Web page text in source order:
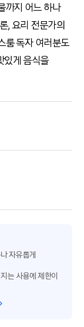
까지 어느 하나
, 요리 전문가의
룸 독자 여러분도
있게 음식을
자유롭게
는 사용에 제한이